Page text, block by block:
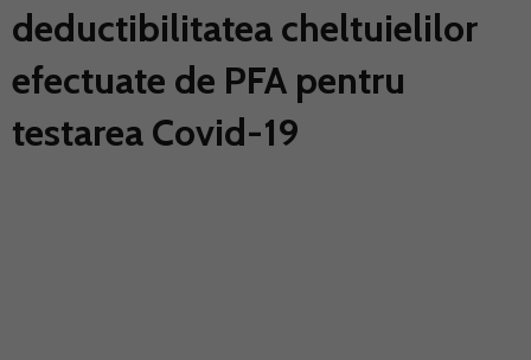
deductibilitatea cheltuielilor
efectuate de PFA pentru
testarea Covid-19